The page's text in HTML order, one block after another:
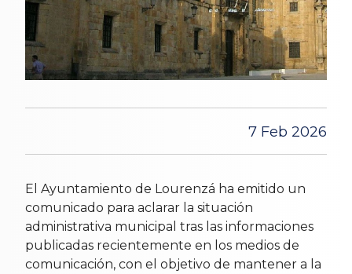
7 Feb 2026
El Ayuntamiento de Lourenzá ha emitido un
comunicado para aclarar la situación
administrativa municipal tras las informaciones
publicadas recientemente en los medios de
comunicación, con el objetivo de mantener a la